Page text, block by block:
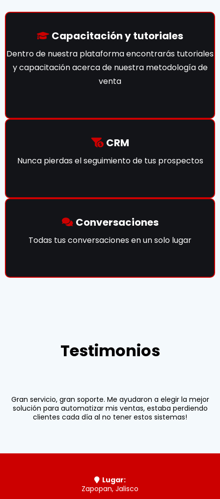
Capacitación y tutoriales
Dentro de nuestra plataforma encontrarás tutoriales
y capacitación acerca de nuestra metodología de
venta
CRM
Nunca pierdas el seguimiento de tus prospectos
Conversaciones
Todas tus conversaciones en un solo lugar
Testimonios
Gran servicio, gran soporte. Me ayudaron a elegir la mejor
solución para automatizar mis ventas, estaba perdiendo
clientes cada día al no tener estos sistemas!
Lugar:
Zapopan, Jalisco